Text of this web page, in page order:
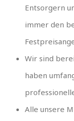
Entsorgern
immer den
Wir sind
haben
Alle unsere